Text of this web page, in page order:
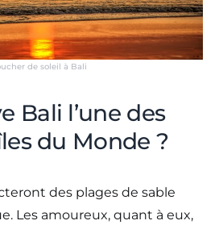
de soleil à Bali
Bali l’une des
du Monde ?
des plages de sable
Les amoureux, quant à eux,